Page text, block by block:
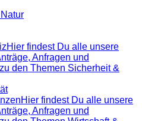
Hier findest Du alle unsere
Anfragen und
den Themen Sicherheit &
Hier findest Du alle unsere
Anfragen und